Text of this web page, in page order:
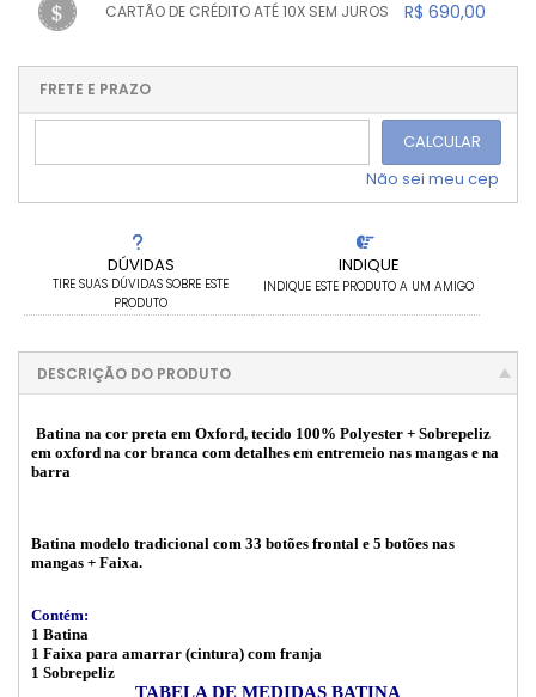
DÚVIDAS
TIRE SUAS DÚVIDAS SOBRE ESTE
PRODUTO
INDIQUE
INDIQUE ESTE PRODUTO A UM AMIGO
.
CARTÃO DE CRÉDITO ATÉ 10X SEM JUROS R$ 690,00
...
....
FRETE E PRAZO
CALCULAR
Não sei meu cep
DESCRIÇÃO DO PRODUTO
Batina na cor preta em Oxford, tecido 100% Polyester + Sobrepeliz
em oxford na cor branca com detalhes em entremeio nas mangas e na
barra
Batina modelo tradicional com 33 botões frontal e 5 botões nas
mangas + Faixa.
Contém:
1 Batina
1 Faixa para amarrar (cintura) com franja
1 Sobrepeliz
TABELA DE MEDIDAS BATINA